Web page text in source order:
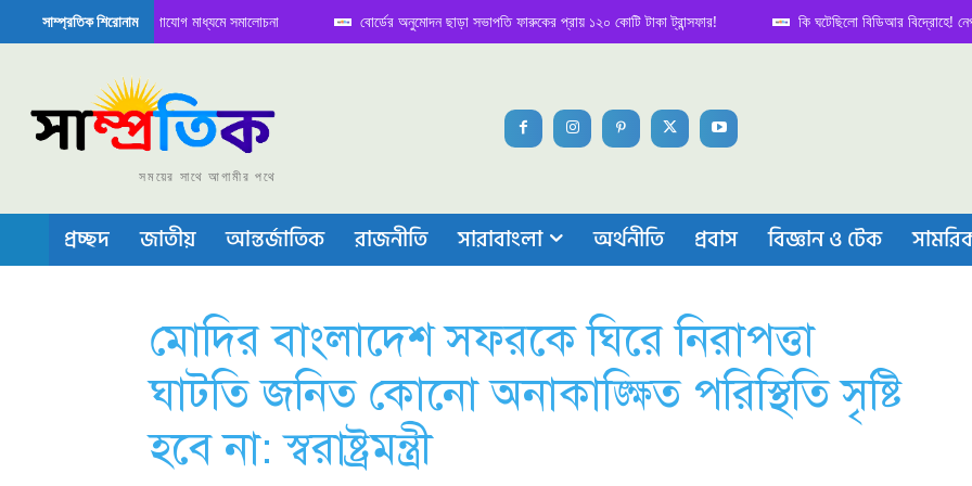
সাম্প্রতিক শিরোনাম
নিয়ে সামাজিক যোগাযোগ মাধ্যমে সমালোচনা বোর্ডের অনুমোদন ছাড়া সভাপতি ফারুকের প্রায় ১২০ কোটি টাকা ট্রান্সফার! কি ঘটেছিলো বিডিআর বিদ্রোহে! নেপথ্য
বা চীপ তৈরিতে নিজের শক্ত অবস্থান জানান দিচ্ছে চীন
সময়ের সাথে আগামীর পথে
প্রচ্ছদ জাতীয় আন্তর্জাতিক রাজনীতি সারাবাংলা অর্থনীতি প্রবাস বিজ্ঞান ও টেক
মোদির বাংলাদেশ সফরকে ঘিরে নিরাপত্তা
ঘাটতি জনিত কোনো অনাকাঙ্ক্ষিত পরিস্থিতি সৃষ্টি
হবে না: স্বরাষ্ট্রমন্ত্রী